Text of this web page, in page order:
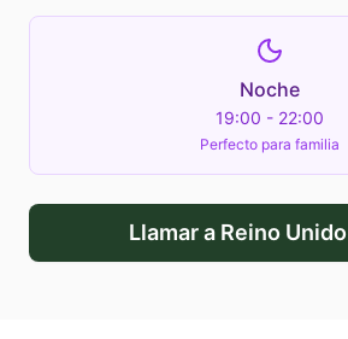
Noche
19:00 - 22:00
Perfecto para familia
Llamar a Reino Unido